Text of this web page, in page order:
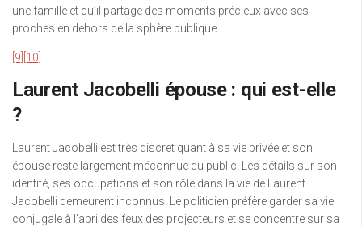
une famille et qu’il partage des moments précieux avec ses
proches en dehors de la sphère publique.
[9] [10]
Laurent Jacobelli épouse : qui est-elle
?
Laurent Jacobelli est très discret quant à sa vie privée et son
épouse reste largement méconnue du public. Les détails sur son
identité, ses occupations et son rôle dans la vie de Laurent
Jacobelli demeurent inconnus. Le politicien préfère garder sa vie
conjugale à l’abri des feux des projecteurs et se concentre sur sa